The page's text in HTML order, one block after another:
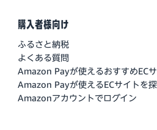
購入者様向け
ふるさと納税
よくある質問
Amazon Payが使えるおすすめEC
Amazon Payが使えるECサイトを
Amazonアカウントでログイン